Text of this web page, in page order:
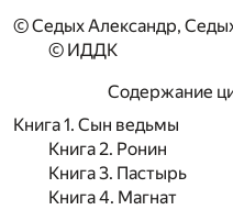
© Седых Александр,
© ИДДК
Содержание
Книга 1. Сын ведьмы
Книга 2. Ронин
Книга 3. Пастырь
Книга 4. Магнат